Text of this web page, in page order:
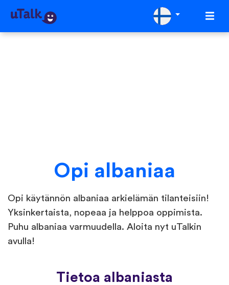
Opi albaniaa
Opi käytännön albaniaa arkielämän tilanteisiin!
Yksinkertaista, nopeaa ja helppoa oppimista.
Puhu albaniaa varmuudella. Aloita nyt uTalkin
avulla!
Tietoa albaniasta